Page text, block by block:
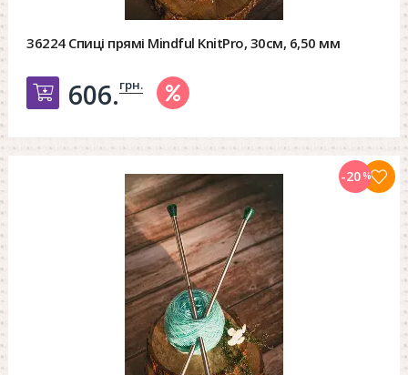
36224 Спиці прямі Mindful KnitPro, 30см, 6,50 мм
Добавить в корзину
606.грн.
-20%